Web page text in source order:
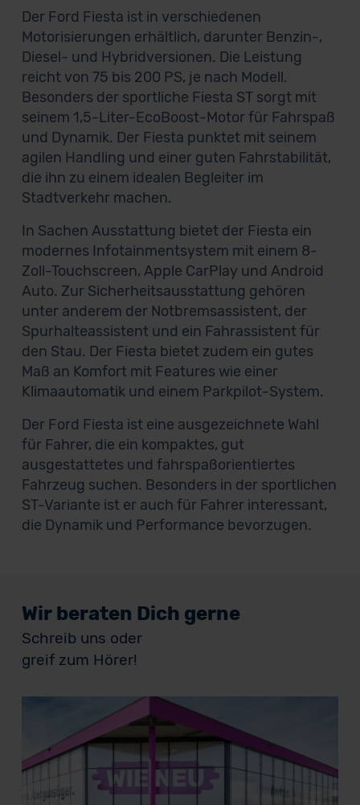
Der Ford Fiesta ist in verschiedenen
Motorisierungen erhältlich, darunter Benzin-,
Diesel- und Hybridversionen. Die Leistung
reicht von 75 bis 200 PS, je nach Modell.
Besonders der sportliche Fiesta ST sorgt mit
seinem 1,5-Liter-EcoBoost-Motor für Fahrspaß
und Dynamik. Der Fiesta punktet mit seinem
agilen Handling und einer guten Fahrstabilität,
die ihn zu einem idealen Begleiter im
Stadtverkehr machen.
In Sachen Ausstattung bietet der Fiesta ein
modernes Infotainmentsystem mit einem 8-
Zoll-Touchscreen, Apple CarPlay und Android
Auto. Zur Sicherheitsausstattung gehören
unter anderem der Notbremsassistent, der
Spurhalteassistent und ein Fahrassistent für
den Stau. Der Fiesta bietet zudem ein gutes
Maß an Komfort mit Features wie einer
Klimaautomatik und einem Parkpilot-System.
Der Ford Fiesta ist eine ausgezeichnete Wahl
für Fahrer, die ein kompaktes, gut
ausgestattetes und fahrspaßorientiertes
Fahrzeug suchen. Besonders in der sportlichen
ST-Variante ist er auch für Fahrer interessant,
die Dynamik und Performance bevorzugen.
Wir beraten Dich gerne
Schreib uns oder
greif zum Hörer!